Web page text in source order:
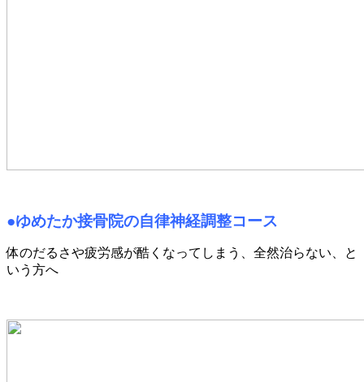
●ゆめたか接骨院の自律神経調整コース
体のだるさや疲労感が酷くなってしまう、全然治らない、と
いう方へ